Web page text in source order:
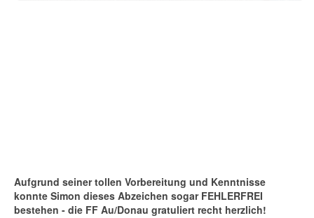
Aufgrund seiner tollen Vorbereitung und Kenntnisse
konnte Simon dieses Abzeichen sogar FEHLERFREI
bestehen - die FF Au/Donau gratuliert recht herzlich!